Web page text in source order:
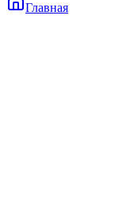
Главная